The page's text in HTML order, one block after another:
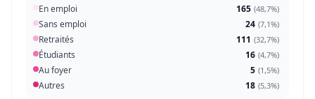
En emploi 165 (48,7%)
Sans emploi 24 (7,1%)
Retraités 111 (32,7%)
Étudiants 16 (4,7%)
Au foyer 5 (1,5%)
Autres 18 (5,3%)